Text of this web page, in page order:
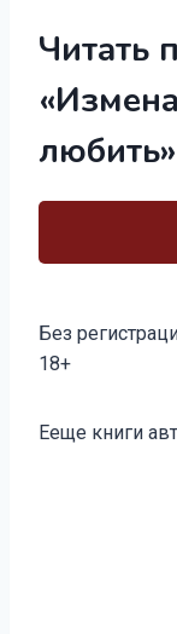
Читать
любить»
Без
18+
записи:
Ееще книги